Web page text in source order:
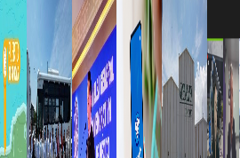
Corredor del Istmo destraba ramal
ferroviario ...
04 AGO 2026
READ MORE
SSA
...
29 JUN
READ MORE